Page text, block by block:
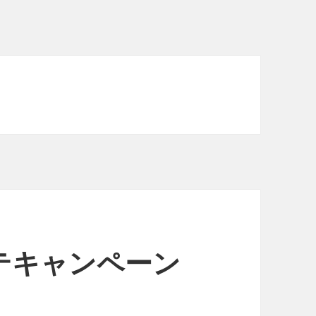
キャンペーン